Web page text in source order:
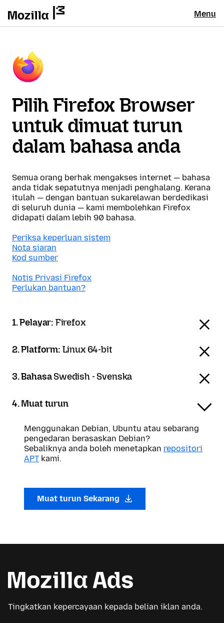
Menu
Pilih Firefox Browser
untuk dimuat turun
dalam bahasa anda
Semua orang berhak mengakses internet — bahasa
anda tidak sepatutnya menjadi penghalang. Kerana
itulah — dengan bantuan sukarelawan berdedikasi
di seluruh dunia — kami membolehkan Firefox
didapati dalam lebih 90 bahasa.
Periksa keperluan sistem
Nota siaran
Kod sumber
Notis Privasi Firefox
Perlukan bantuan?
1. Pelayar: Firefox
2. Platform: Linux 64-bit
3. BahasaSwedish - Svenska
4. Muat turun
Menggunakan Debian, Ubuntu atau sebarang
pengedaran berasaskan Debian?
Sebaliknya anda boleh menetapkan repositori
APT kami.
Muat turun Sekarang
Tingkatkan kepercayaan kepada belian iklan anda.